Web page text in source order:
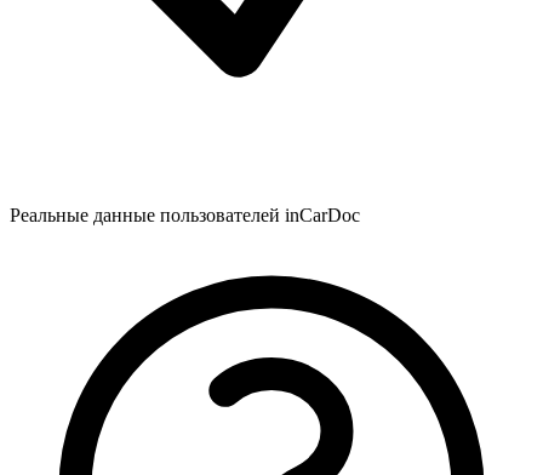
Реальные данные пользователей inCarDoc